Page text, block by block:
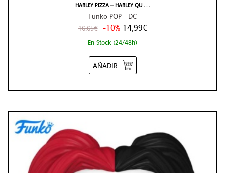
HARLEY PIZZA – HARLEY QU . . .
Funko POP - DC
16,65€ -10% 14,99€
En Stock (24/48h)
AÑADIR